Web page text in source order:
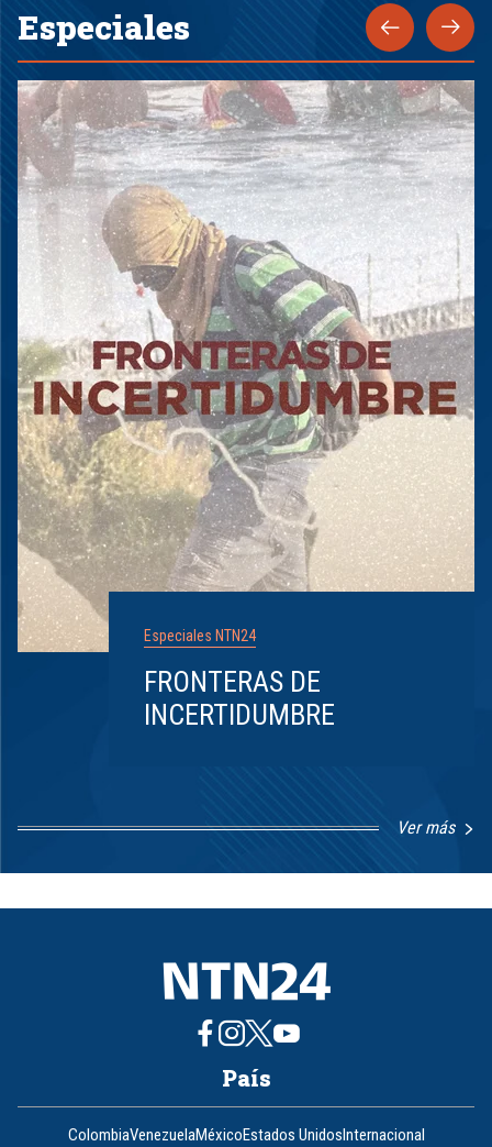
Especiales
Especiales NTN24
FRONTERAS DE
INCERTIDUMBRE
Ver más
1
8
País
ColombiaVenezuelaMéxicoEstados UnidosInternacional